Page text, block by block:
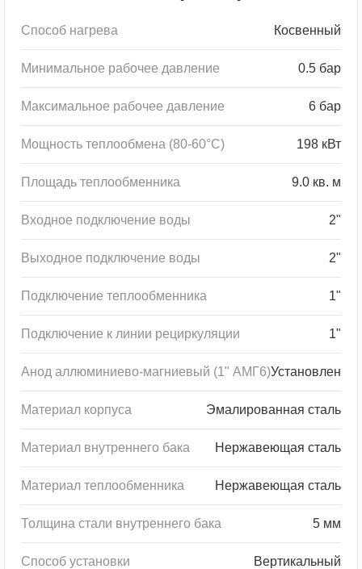
Способ нагрева Косвенный
Минимальное рабочее давление 0.5 бар
Максимальное рабочее давление 6 бар
Мощность теплообмена (80-60°С) 198 кВт
Площадь теплообменника 9.0 кв. м
Входное подключение воды 2"
Выходное подключение воды 2"
Подключение теплообменника 1"
Подключение к линии рециркуляции 1"
Анод аллюминиево-магниевый (1" АМГ6)Установлен
Материал корпуса Эмалированная сталь
Материал внутреннего бака Нержавеющая сталь
Материал теплообменника Нержавеющая сталь
Толщина стали внутреннего бака 5 мм
Способ установки Вертикальный